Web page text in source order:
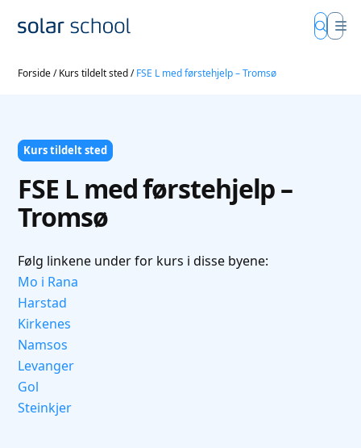
Forside/Kurs tildelt sted/FSE L med førstehjelp – Tromsø
Kurs tildelt sted
FSE L med førstehjelp –
Tromsø
Følg linkene under for kurs i disse byene:
Mo i Rana
Harstad
Kirkenes
Namsos
Levanger
Gol
Steinkjer